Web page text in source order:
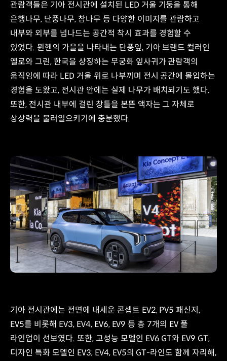
관람객들은 기아 전시관에 설치된 LED 거울 기둥을 통해
은행나무, 단풍나무, 참나무 등 다양한 이미지를 관람하고
내부와 외부를 넘나드는 공간적 착시 효과를 경험할 수
있었다. 뮌헨의 가을을 나타내는 단풍잎, 기아 브랜드 컬러인
옐로와 그린, 한국을 상징하는 무궁화 잎사귀가 관람객의
움직임에 따라 LED 거울 위로 나부끼며 전시 공간에 몰입하는
경험을 도왔고, 전시관 안에는 실제 나무가 배치되기도 했다.
또한, 전시관 내부에 걸린 창틀을 본뜬 액자는 그 자체로
상상력을 불러일으키기에 충분했다.
기아 전시관에는 전면에 내세운 콘셉트 EV2, PV5 패신저,
EV5를 비롯해 EV3, EV4, EV6, EV9 등 총 7개의 EV 풀
라인업이 선보였다. 또한, 고성능 모델인 EV6 GT와 EV9 GT,
디자인 특화 모델인 EV3, EV4, EV5의 GT-라인도 함께 자리해,